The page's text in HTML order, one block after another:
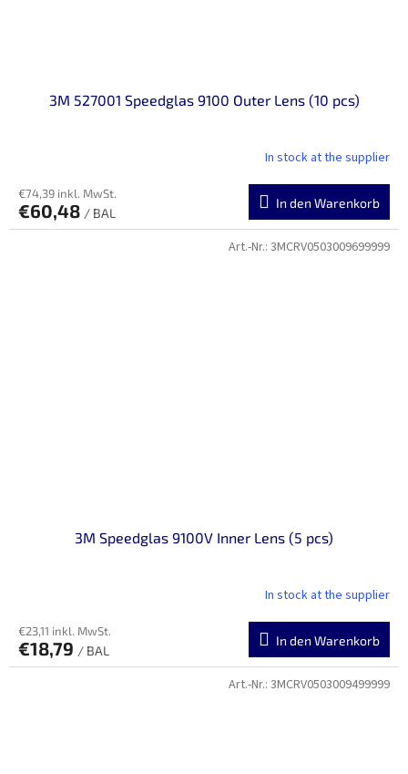
3M 527001 Speedglas 9100 Outer Lens (10 pcs)
In stock at the supplier
€74,39 inkl. MwSt.
€60,48 / BAL
In den Warenkorb
3M Speedglas 9100V Inner Lens (5 pcs)
In stock at the supplier
€23,11 inkl. MwSt.
€18,79 / BAL
In den Warenkorb
Art.-Nr.: 3MCRV0503009699999
Art.-Nr.: 3MCRV0503009499999